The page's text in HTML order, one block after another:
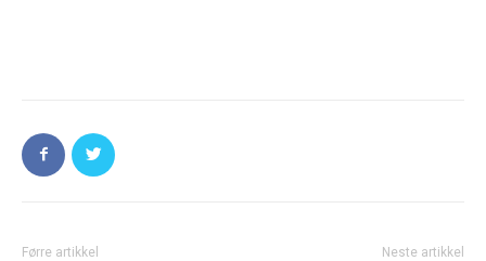
Førre artikkel Neste artikkel